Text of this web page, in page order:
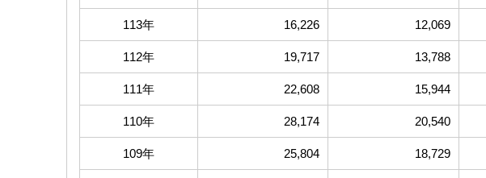
113年 16,226 12,069
112年 19,717 13,788
111年 22,608 15,944
110年 28,174 20,540
109年 25,804 18,729